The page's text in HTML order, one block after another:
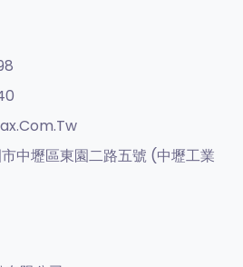
中壢區東園二路五號 (中壢工業